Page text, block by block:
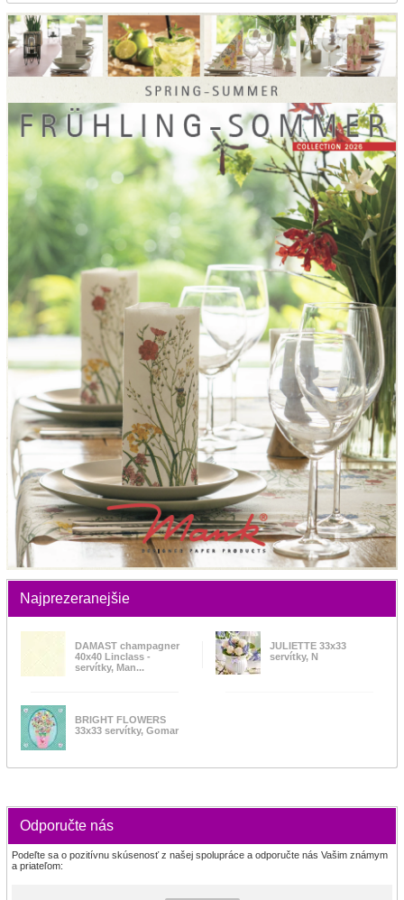
Najprezeranejšie
DAMAST champagner
40x40 Linclass -
servítky, Man...
JULIETTE 33x33
servítky, N
BRIGHT FLOWERS
33x33 servítky, Gomar
Odporučte nás
Podeľte sa o pozitívnu skúsenosť z našej spolupráce a odporučte nás Vašim známym
a priateľom: